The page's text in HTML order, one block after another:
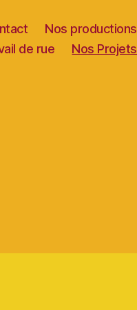
Nos productions
de rue
Nos Projets